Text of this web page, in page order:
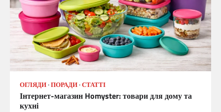
ОГЛЯДИ ПОРАДИ СТАТТІ
Інтернет-магазин Homyster: товари для дому та
кухні